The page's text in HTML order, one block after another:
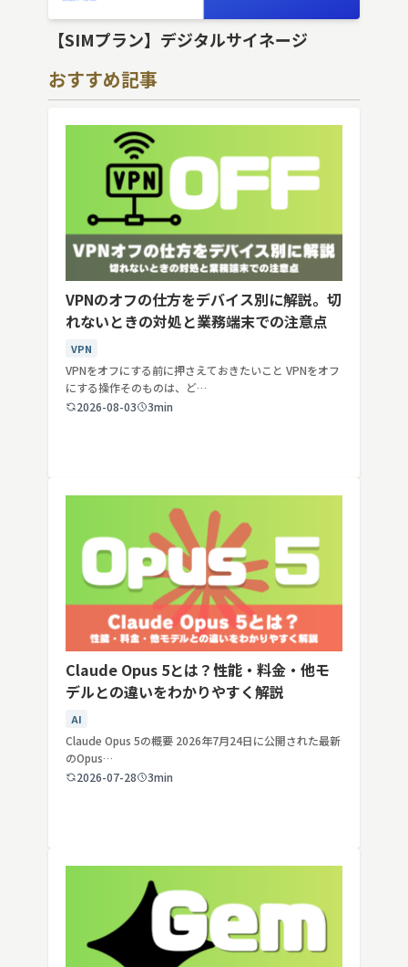
【SIMプラン】デジタルサイネージ
おすすめ記事
VPNのオフの仕方をデバイス別に解説。切
れないときの対処と業務端末での注意点
VPN
VPNをオフにする前に押さえておきたいこと VPNをオフ
にする操作そのものは、ど…
2026-08-03
3min
Claude Opus 5とは？性能・料金・他モ
デルとの違いをわかりやすく解説
AI
Claude Opus 5の概要 2026年7月24日に公開された最新
のOpus…
2026-07-28
3min